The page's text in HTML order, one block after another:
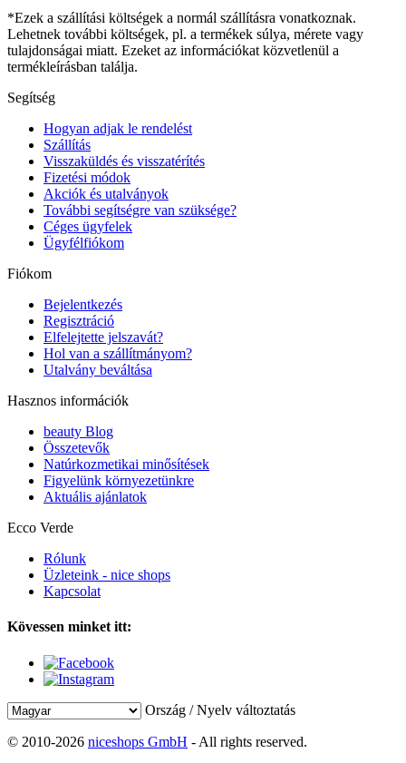
*Ezek a szállítási költségek a normál szállításra vonatkoznak.
Lehetnek további költségek, pl. a termékek súlya, mérete vagy
tulajdonságai miatt. Ezeket az információkat közvetlenül a
termékleírásban találja.
Segítség
Hogyan adjak le rendelést
Szállítás
Visszaküldés és visszatérítés
Fizetési módok
Akciók és utalványok
További segítségre van szüksége?
Céges ügyfelek
Ügyfélfiókom
Fiókom
Bejelentkezés
Regisztráció
Elfelejtette jelszavát?
Hol van a szállítmányom?
Utalvány beváltása
Hasznos információk
beauty Blog
Összetevők
Natúrkozmetikai minősítések
Figyelünk környezetünkre
Aktuális ajánlatok
Ecco Verde
Rólunk
Üzleteink - nice shops
Kapcsolat
Kövessen minket itt:
Ország / Nyelv változtatás
© 2010-2026 niceshops GmbH - All rights reserved.